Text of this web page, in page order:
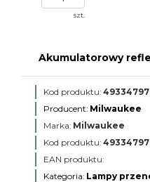
szt.
Akumulatorowy
Kod produktu:
Producent: Milwaukee
Marka: Milwaukee
Kod produktu:
EAN produktu:
Kategoria: Lampy